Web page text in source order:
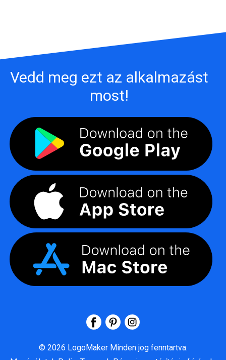
Vedd meg ezt az alkalmazást
most!
© 2026 LogoMaker Minden jog fenntartva.